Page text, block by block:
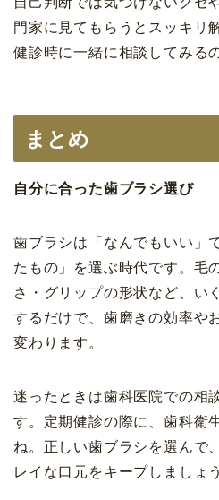
門家に見てもらうとスッキリ
健診時に一緒に相談してみる
まとめ
自分に合った歯ブラシ選び
歯ブラシは「なんでもいい」
たもの」を選ぶ時代です。毛
さ・グリップの形状など、い
するだけで、歯磨きの効率や
変わります。
迷ったときは歯科医院での相
す。定期健診の際に、歯科衛
ね。正しい歯ブラシを選んで
レイな口元をキープしましょ